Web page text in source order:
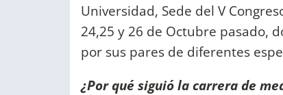
Universidad, Sede del V
24,25 y 26 de Octubre pasado,
por sus pares de diferentes
¿Por qué siguió la carrera de